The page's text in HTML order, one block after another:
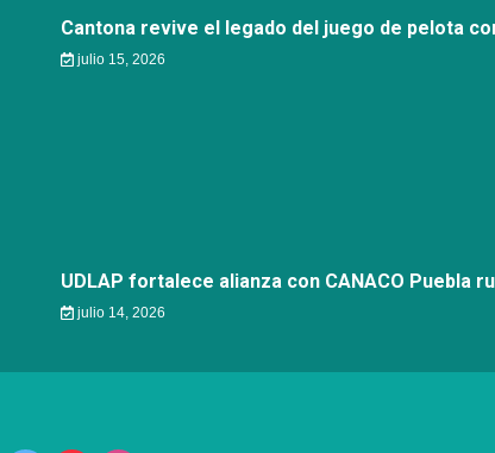
Cantona revive el legado del juego de pelota
julio 15, 2026
UDLAP fortalece alianza con CANACO Puebla
julio 14, 2026